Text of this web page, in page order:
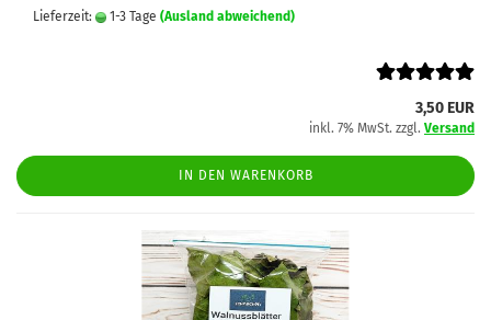
Lieferzeit: 1-3 Tage (Ausland abweichend)
3,50 EUR
inkl. 7% MwSt. zzgl. Versand
IN DEN WARENKORB